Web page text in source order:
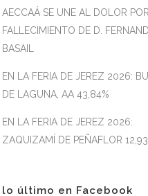
AECCAÁ SE UNE AL DOLOR POR
FALLECIMIENTO DE D.
BASAIL
EN LA FERIA DE JEREZ 2026:
DE LAGUNA, AA 43,84%
EN LA FERIA DE JEREZ 2026:
ZAQUIZAMÍ DE PEÑAFLOR
lo último en Facebook